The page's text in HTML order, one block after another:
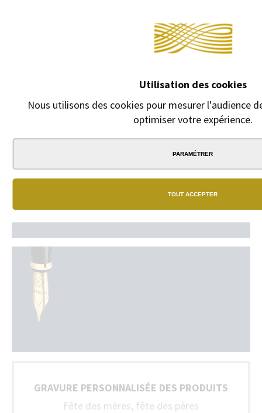
Utilisation des cookies
Nous utilisons des cookies pour mesurer l'audience
optimiser votre expérience.
PARAMÉTRER
TOUT ACCEPTER
cliquant sur
"GRAVURE ".
GRAVURE PERSONNALISÉE DES PRODUITS
Fête des mères, fête des pères